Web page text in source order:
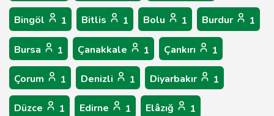
Bingöl 1 Bitlis 1 Bolu 1 Burdur 1
Bursa 1 Çanakkale 1 Çankırı 1
Çorum 1 Denizli 1 Diyarbakır 1
Düzce 1 Edirne 1 Elâzığ 1